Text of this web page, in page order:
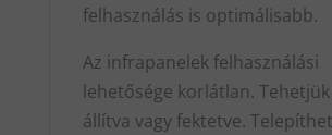
felhasználás is optimálisabb.
Az infrapanelek felhasználási
lehetősége korlátlan.
állítva vagy fektetve.